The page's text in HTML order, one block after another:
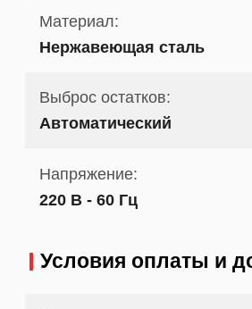
Материал:
Нержавеющая сталь
Выброс остатков:
Автоматический
Напряжение:
220 В - 60 Гц
Условия оплаты и